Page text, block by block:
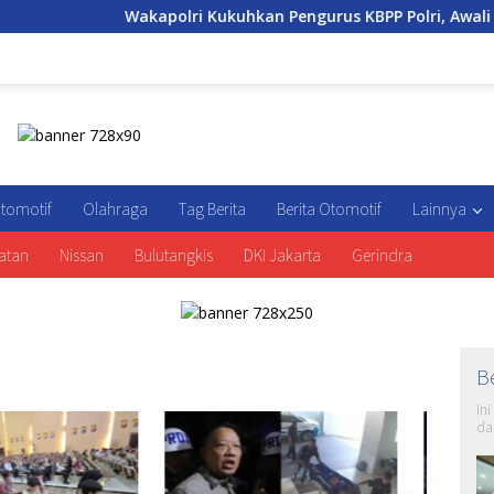
Wakapolri Kukuhkan Pengurus KBPP Polri, Awali Penguatan
Olahraga Tag Berita Berita Otomotif Lainnya
Nissan Bulutangkis DKI Jakarta Gerindra